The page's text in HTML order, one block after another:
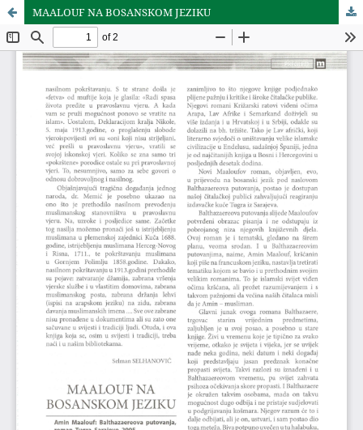
MAALOUF NA BOSANSKOM JEZIKU